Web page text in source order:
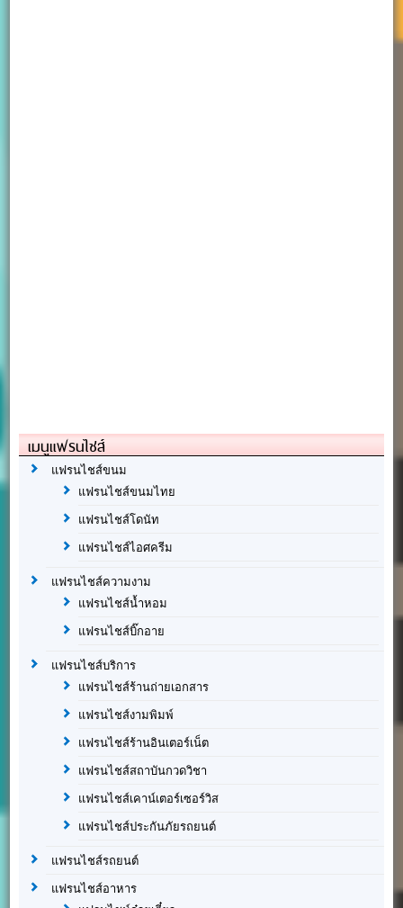
เมนูแฟรนไชส์
แฟรนไชส์ขนม
แฟรนไชส์ขนมไทย
แฟรนไชส์โดนัท
แฟรนไชส์ไอศครีม
แฟรนไชส์ความงาม
แฟรนไชส์น้ำหอม
แฟรนไชส์บิ๊กอาย
แฟรนไชส์บริการ
แฟรนไชส์ร้านถ่ายเอกสาร
แฟรนไชส์งามพิมพ์
แฟรนไชส์ร้านอินเตอร์เน็ต
แฟรนไชส์สถาบันกวดวิชา
แฟรนไชส์เคาน์เตอร์เซอร์วิส
แฟรนไชส์ประกันภัยรถยนต์
แฟรนไชส์รถยนต์
แฟรนไชส์อาหาร